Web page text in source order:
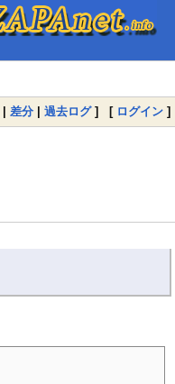
| 差分 | 過去ログ] [ ログイン ]